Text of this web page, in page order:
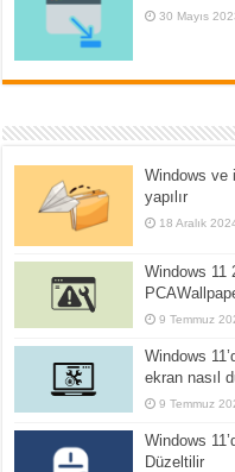
30 Mayıs
Windows ve
yapılır
18 Aralık
Windows 11
9 Temmuz
Windows
ekran nasıl
9 Temmuz
Windows
Düzeltilir